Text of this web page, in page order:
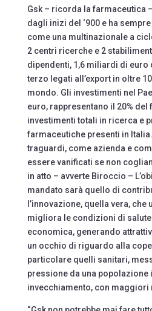
Gsk – ricorda la farmaceutica
dagli inizi del ‘900 e ha
come una multinazionale a
2 centri ricerche e 2
dipendenti, 1,6 miliardi di euro
terzo legati all’export in oltre
mondo. Gli investimenti nel
euro, rappresentano il 20% del
investimenti totali in ricerca e
farmaceutiche presenti in
traguardi, come azienda e
essere vanificati se non
in atto – avverte Biroccio –
mandato sarà quello di
l’innovazione, quella vera, che
migliora le condizioni di
economica, generando
un occhio di riguardo alla
particolare quelli sanitari,
pressione da una popolazione
invecchiamento, con maggiori